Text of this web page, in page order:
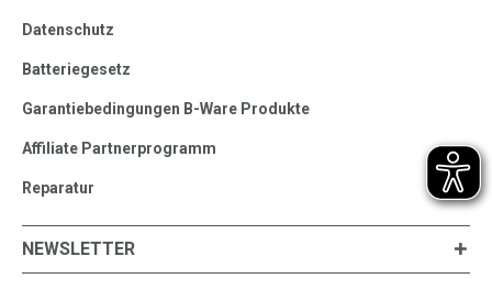
Datenschutz
Batteriegesetz
Garantiebedingungen B-Ware Produkte
Affiliate Partnerprogramm
Reparatur
NEWSLETTER